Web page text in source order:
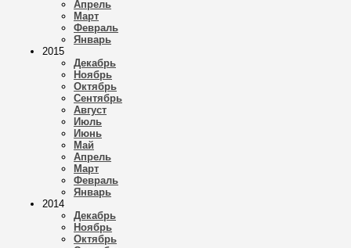
Апрель
Март
Февраль
Январь
2015
Декабрь
Ноябрь
Октябрь
Сентябрь
Август
Июль
Июнь
Май
Апрель
Март
Февраль
Январь
2014
Декабрь
Ноябрь
Октябрь